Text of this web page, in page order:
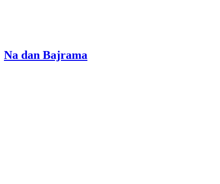
Na dan Bajrama